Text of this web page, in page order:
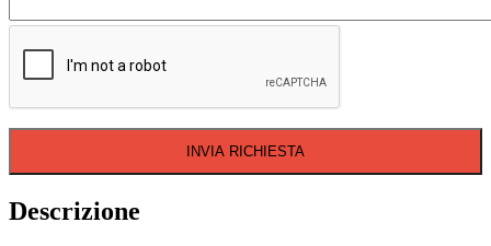
INVIA RICHIESTA
Descrizione